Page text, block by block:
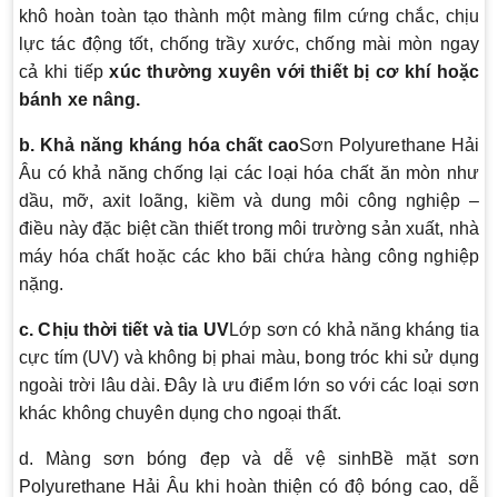
khô hoàn toàn tạo thành một màng film cứng chắc, chịu
lực tác động tốt, chống trầy xước, chống mài mòn ngay
cả khi tiếpxúc thường xuyên với thiết bị cơ khí hoặc
bánh xe nâng.
b. Khả năng kháng hóa chất caoSơn Polyurethane Hải
Âu có khả năng chống lại các loại hóa chất ăn mòn như
dầu, mỡ, axit loãng, kiềm và dung môi công nghiệp –
điều này đặc biệt cần thiết trong môi trường sản xuất, nhà
máy hóa chất hoặc các kho bãi chứa hàng công nghiệp
nặng.
c. Chịu thời tiết và tia UVLớp sơn có khả năng kháng tia
cực tím (UV) và không bị phai màu, bong tróc khi sử dụng
ngoài trời lâu dài. Đây là ưu điểm lớn so với các loại sơn
khác không chuyên dụng cho ngoại thất.
d. Màng sơn bóng đẹp và dễ vệ sinhBề mặt sơn
Polyurethane Hải Âu khi hoàn thiện có độ bóng cao, dễ